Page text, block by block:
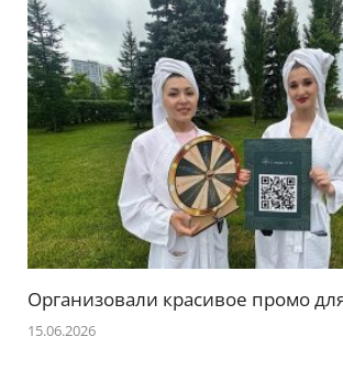
Организовали красивое промо
15.06.2026